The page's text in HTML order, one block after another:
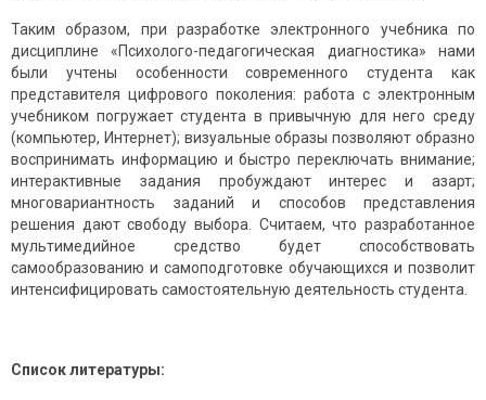
Таким образом, при разработке электронного учебника по
дисциплине «Психолого-педагоги­ческая диагностика» нами
были учтены особенности современного студента как
представителя цифрового поколения: работа с электронным
учебником погружает студента в привычную для него среду
(компьютер, Интернет); визуальные образы позволяют образно
воспринимать информацию и быстро переключать внимание;
интерактивные задания пробуждают интерес и азарт;
многовариантность заданий и способов представления
решения дают свободу выбора. Считаем, что разработанное
мультимедийное средство будет способствовать
самообразованию и самоподготовке обучающихся и позволит
интенсифицировать самостоятельную деятельность студента.
Список литературы: